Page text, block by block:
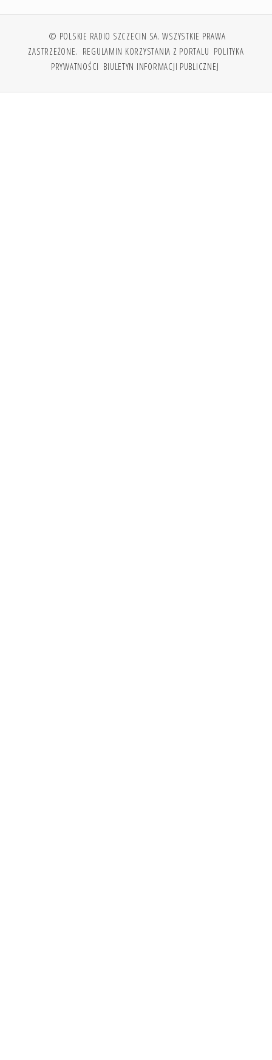
© POLSKIE RADIO SZCZECIN SA. WSZYSTKIE PRAWA
ZASTRZEŻONE. REGULAMIN KORZYSTANIA Z PORTALU POLITYKA
PRYWATNOŚCI BIULETYN INFORMACJI PUBLICZNEJ